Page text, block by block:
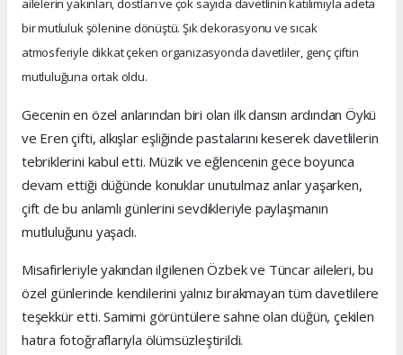
ailelerin yakınları, dostları ve çok sayıda davetlinin katılımıyla adeta
bir mutluluk şölenine dönüştü. Şık dekorasyonu ve sıcak
atmosferiyle dikkat çeken organizasyonda davetliler, genç çiftin
mutluluğuna ortak oldu.
Gecenin en özel anlarından biri olan ilk dansın ardından Öykü
ve Eren çifti, alkışlar eşliğinde pastalarını keserek davetlilerin
tebriklerini kabul etti. Müzik ve eğlencenin gece boyunca
devam ettiği düğünde konuklar unutulmaz anlar yaşarken,
çift de bu anlamlı günlerini sevdikleriyle paylaşmanın
mutluluğunu yaşadı.
Misafirleriyle yakından ilgilenen Özbek ve Tüncar aileleri, bu
özel günlerinde kendilerini yalnız bırakmayan tüm davetlilere
teşekkür etti. Samimi görüntülere sahne olan düğün, çekilen
hatıra fotoğraflarıyla ölümsüzleştirildi.